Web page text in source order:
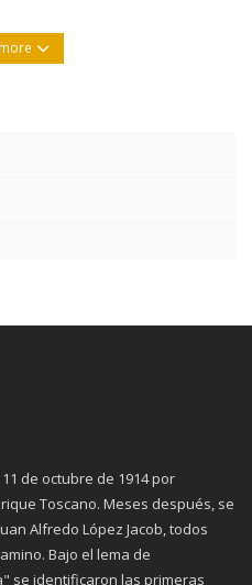
de octubre de 1914 por
Toscano. Meses después, se
Alfredo López Jacob, todos
Bajo el lema de
se identificaron las primeras